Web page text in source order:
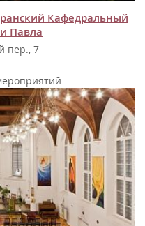
Кафедральный
Павла
пер., 7